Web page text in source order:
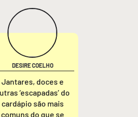
DESIRE COELHO
Jantares, doces e
‘escapadas’ do
cardápio são mais
comuns do que se